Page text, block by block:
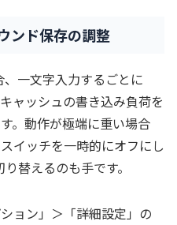
ンド保存の調整
一文字入力するごとに
ャッシュの書き込み負荷を
。動作が極端に重い場合
イッチを一時的にオフにし
替えるのも手です。
ョン」＞「詳細設定」の